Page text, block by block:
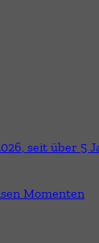
seit über 5
Momenten